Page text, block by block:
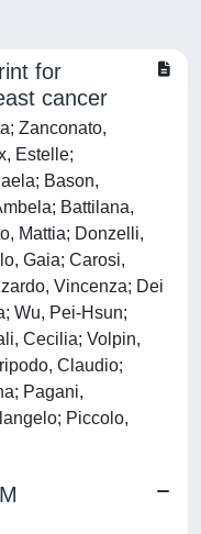
for
cancer
Zanconato,
Estelle;
Bason,
Battilana,
Mattia; Donzelli,
Gaia; Carosi,
Vincenza; Dei
Wu, Pei-Hsun;
Cecilia; Volpin,
Claudio;
Pagani,
Piccolo,